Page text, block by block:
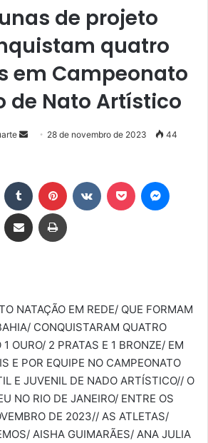
de projeto
quatro
em Campeonato
de Nato Artístico
Mande
mail
28 de novembro de 2023 44
Linkedin Tumblr Pinterest Pocket
Viber Compartilhar via e-mail Imprimir
NATAÇÃO EM REDE/ QUE FORMAM
CONQUISTARAM QUATRO
OURO/ 2 PRATAS E 1 BRONZE/ EM
E POR EQUIPE NO CAMPEONATO
E JUVENIL DE NADO ARTÍSTICO// O
NO RIO DE JANEIRO/ ENTRE OS
DE 2023// AS ATLETAS/
AISHA GUIMARÃES/ ANA JULIA